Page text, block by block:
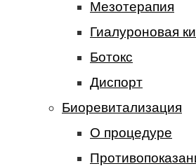
Мезотерапия
Гиалуроновая
Ботокс
Диспорт
Биоревитализация
О процедуре